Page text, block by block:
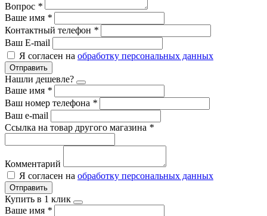
Вопрос *
Ваше имя *
Контактный телефон *
Ваш E-mail
Я согласен на обработку персональных данных
Отправить
Нашли дешевле?
Ваше имя *
Ваш номер телефона *
Ваш e-mail
Ссылка на товар другого магазина *
Комментарий
Я согласен на обработку персональных данных
Отправить
Купить в 1 клик
Ваше имя *